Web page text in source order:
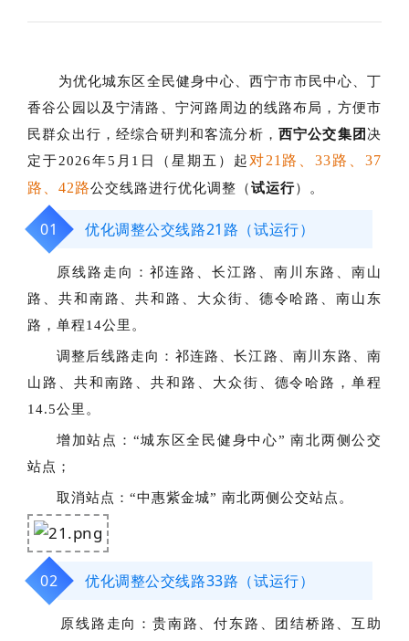
为优化城东区全民健身中心、西宁市市民中心 、丁
香谷公园以及宁清路、宁河路周边的线路布局，方便市
民群众出行，经综合研判和客流分析， 西宁公交集团 决
定于2026年5月1日（星期五）起 对21路、33路、37
路、42路公交线路进行优化调整（试运行）。
01 优化调整公交线路21路（试运行）
原线路走向： 祁连路、长江路、南川东路、南山
路、共和南路、共和路、大众街、德令哈路、南山东
路，单程14公里。
调整后线路走向： 祁连路、长江路、南川东路、南
山路、共和南路、共和路、大众街、德令哈路，单程
14.5公里。
增加站点： “城东区全民健身中心” 南北两侧公交
站点；
取消站点： “中惠紫金城” 南北两侧公交站点。
02 优化调整公交线路33路（试运行）
原线路走向： 贵南路、付东路、团结桥路、互助